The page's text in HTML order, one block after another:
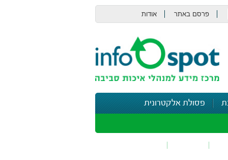
פרסם באתר אודות
פסולת אלקטרונית